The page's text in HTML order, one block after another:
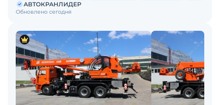
Обновлено сегодня
АВТОКРАНЛИДЕР